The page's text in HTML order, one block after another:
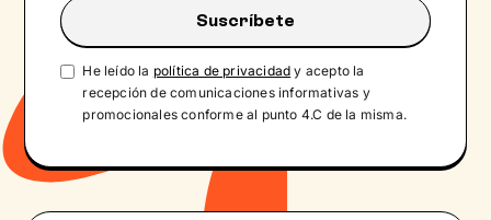
He leído la política de privacidad y acepto la
recepción de comunicaciones informativas y
promocionales conforme al punto 4.C de la misma.